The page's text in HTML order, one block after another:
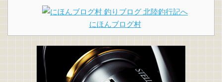
にほんブログ村